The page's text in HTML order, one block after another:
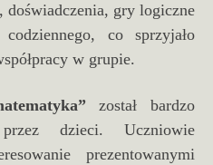
doświadczenia, gry logiczne
co sprzyjało
w grupie.
został bardzo
dzieci. Uczniowie
prezentowanymi